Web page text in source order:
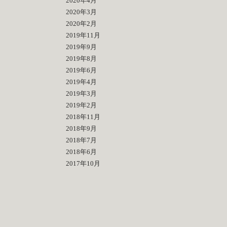
2020年3月
2020年2月
2019年11月
2019年9月
2019年8月
2019年6月
2019年4月
2019年3月
2019年2月
2018年11月
2018年9月
2018年7月
2018年6月
2017年10月